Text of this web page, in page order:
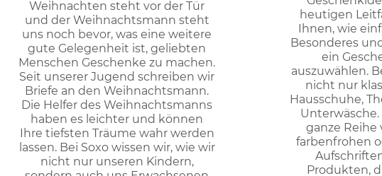
Weihnachten steht vor der Tür
und der Weihnachtsmann steht
uns noch bevor, was eine weitere
gute Gelegenheit ist, geliebten
Menschen Geschenke zu machen.
Seit unserer Jugend schreiben wir
Briefe an den Weihnachtsmann.
Die Helfer des Weihnachtsmanns
haben es leichter und können
Ihre tiefsten Träume wahr werden
lassen. Bei Soxo wissen wir, wie wir
nicht nur unseren Kindern,
heutigen
Ihnen, wie
Besonderes
ein
auszuwählen.
nicht nur
Hausschuhe,
ganze Reihe
farbenfrohen
Produkten,